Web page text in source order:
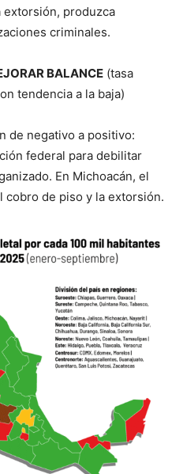
extorsión, produzca
criminales.
BALANCE (tasa
tendencia a la baja)
de negativo a positivo:
federal para debilitar
En Michoacán, el
cobro de piso y la extorsión.